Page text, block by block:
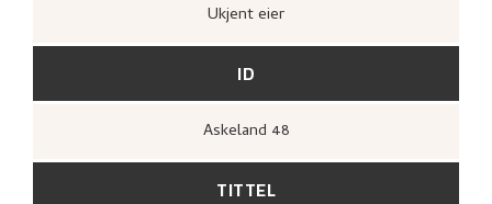
Ukjent eier
ID
Askeland 48
TITTEL